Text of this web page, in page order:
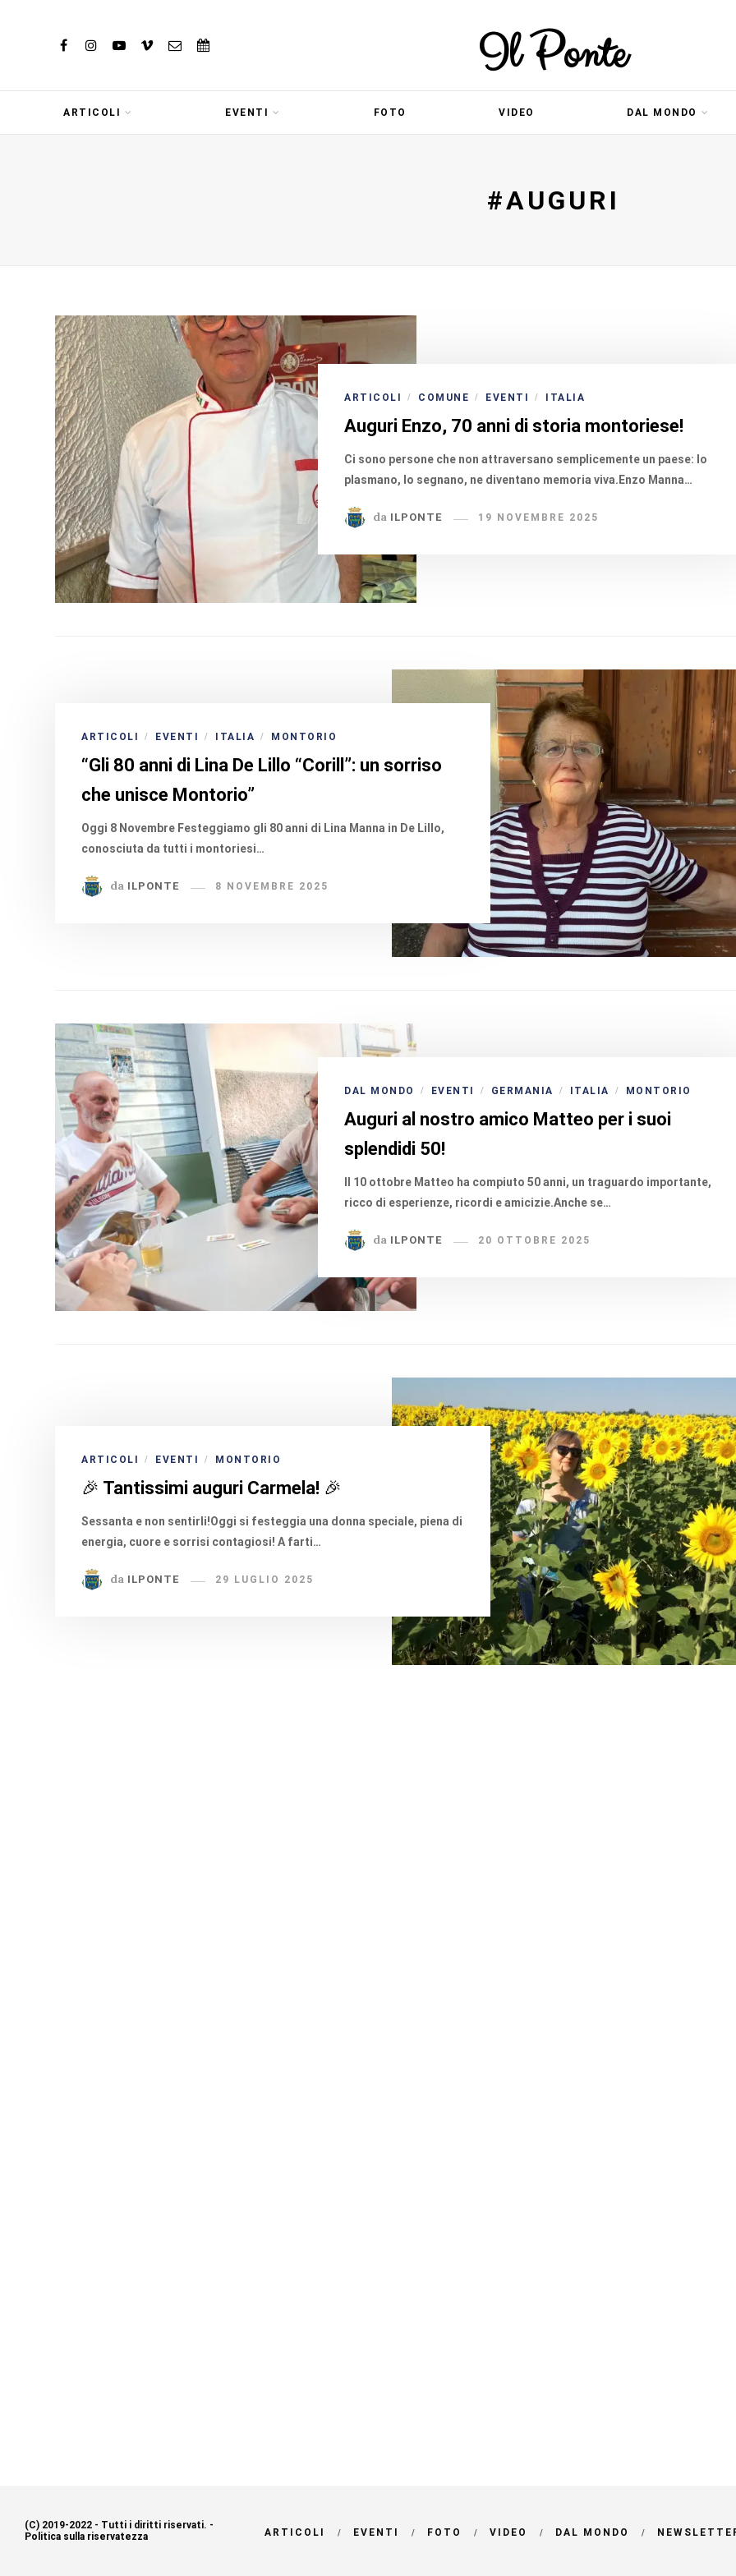
Il Ponte
ARTICOLI EVENTI FOTO VIDEO DAL MONDO
#AUGURI
ARTICOLI / COMUNE / EVENTI / ITALIA
Auguri Enzo, 70 anni di storia montoriese!
Ci sono persone che non attraversano semplicemente un paese: lo
plasmano, lo segnano, ne diventano memoria viva.Enzo Manna…
da ILPONTE 19 NOVEMBRE 2025
ARTICOLI / EVENTI / ITALIA / MONTORIO
“Gli 80 anni di Lina De Lillo “Corill”: un sorriso
che unisce Montorio”
Oggi 8 Novembre Festeggiamo gli 80 anni di Lina Manna in De Lillo,
conosciuta da tutti i montoriesi…
da ILPONTE 8 NOVEMBRE 2025
DAL MONDO / EVENTI / GERMANIA / ITALIA / MONTORIO
Auguri al nostro amico Matteo per i suoi
splendidi 50!
Il 10 ottobre Matteo ha compiuto 50 anni, un traguardo importante,
ricco di esperienze, ricordi e amicizie.Anche se…
da ILPONTE 20 OTTOBRE 2025
ARTICOLI / EVENTI / MONTORIO
🎉 Tantissimi auguri Carmela! 🎉
Sessanta e non sentirli!Oggi si festeggia una donna speciale, piena di
energia, cuore e sorrisi contagiosi! A farti…
da ILPONTE 29 LUGLIO 2025
(C) 2019-2022 - Tutti i diritti riservati. -
Politica sulla riservatezza
ARTICOLI EVENTI FOTO VIDEO DAL MONDO